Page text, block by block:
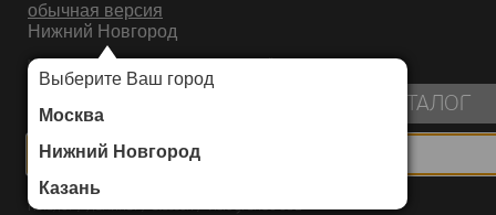
обычная версия
Нижний Новгород
Выберите Ваш город
Москва
Нижний Новгород
Казань
ИНТЕРНЕТ-МАГАЗИН НАПОЛЬНЫХ ПОКРЫТИЙ
КАТАЛОГ
Каталог/Ламинат/Classen/Visiogrande 832